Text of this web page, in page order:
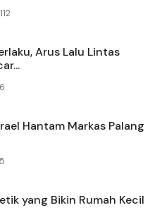
112
Arus Lalu Lintas
Hantam Markas Palang
yang Bikin Rumah Kecil